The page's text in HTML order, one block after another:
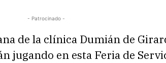
- Patrocinado -
de la clínica Dumián de
jugando en esta Feria de